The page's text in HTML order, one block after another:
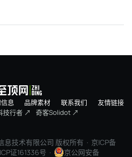
息 品牌素材 联系我们
友情链接
技行者 ↗ 奇客Solidot ↗
技术有限公司 版权所有 · 京ICP备
证161336号 · 京公网安备